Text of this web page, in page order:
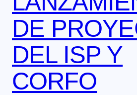
DE
DEL ISP Y
CORFO